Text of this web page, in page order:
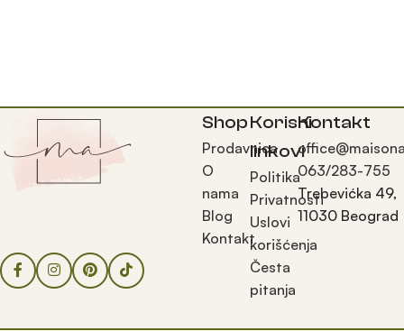
Shop
Prodavnica
O
nama
Blog
Kontakt
Korisni
linkovi
Politika
Privatnosti
Uslovi
korišćenja
Česta
pitanja
Kontakt
063/283-755
Trebevićka 49,
11030 Beograd